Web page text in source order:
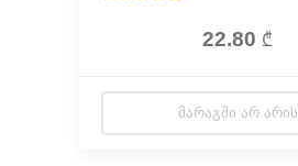
ჯანმრთელობასა და
22.80 ₾
ᲛᲐᲠᲐᲒᲨᲘ ᲐᲠ ᲐᲠᲘᲡ